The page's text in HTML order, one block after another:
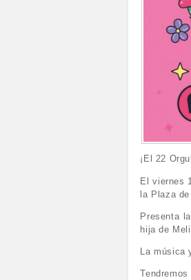
¡El 22
El viernes
la Plaza
Presenta
hija de
La